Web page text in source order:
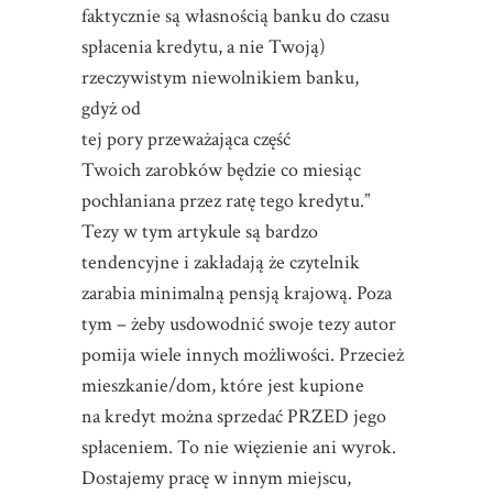
faktycznie są własnością banku do czasu
spłacenia kredytu, a nie Twoją)
rzeczywistym niewolnikiem banku,
gdyż od
tej pory przeważająca część
Twoich zarobków będzie co miesiąc
pochłaniana przez ratę tego kredytu.”
Tezy w tym artykule są bardzo
tendencyjne i zakładają że czytelnik
zarabia minimalną pensją krajową. Poza
tym – żeby usdowodnić swoje tezy autor
pomija wiele innych możliwości. Przecież
mieszkanie/dom, które jest kupione
na kredyt można sprzedać PRZED jego
spłaceniem. To nie więzienie ani wyrok.
Dostajemy pracę w innym miejscu,